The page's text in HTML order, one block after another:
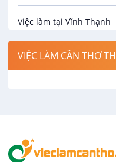
Biên phiên dịch
Công nghệ sinh học
Việc làm tại Vĩnh Thạnh
Việc làm tại Cờ Đỏ
Việc làm tại Cái Khế
VIỆC LÀM CẦN THƠ